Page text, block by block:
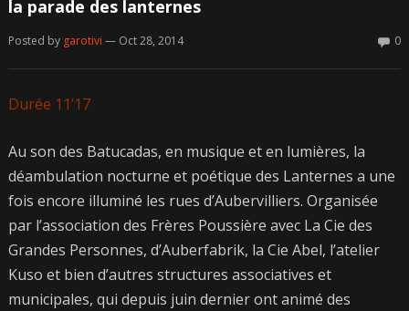
la parade des lanternes
Posted by garotivi — Oct 28, 2014 0
Durée 11’17
Au son des Batucadas, en musique et en lumières, la
déambulation nocturne et poétique des Lanternes a une
fois encore illuminé les rues d’Aubervilliers. Organisée
par l’association des Frères Poussière avec La Cie des
Grandes Personnes, d’Auberfabrik, la Cie Abel, l’atelier
Kuso et bien d’autres structures associatives et
municipales, qui depuis juin dernier ont animé des